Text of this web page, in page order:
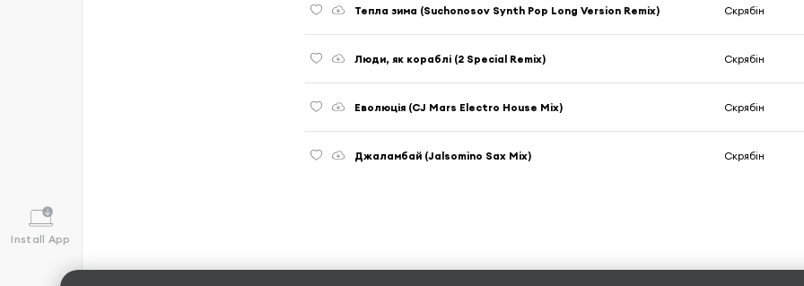
Install App
Тепла зима (Suchonosov Synth Pop Long Version Remix) Скрябін
Люди, як кораблі (2 Special Remix) Скрябін
Еволюція (CJ Mars Electro House Mix) Скрябін
Джаламбай (Jalsomino Sax Mix) Скрябін